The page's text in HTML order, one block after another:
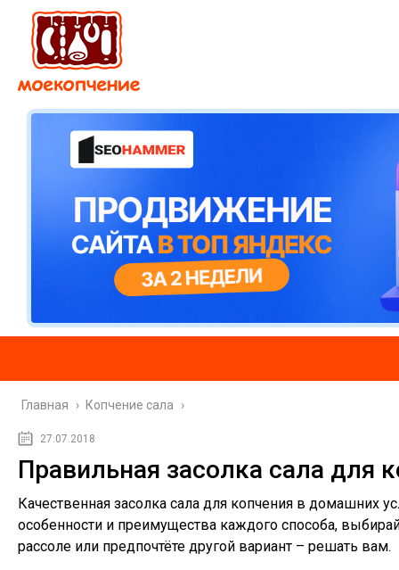
Главная › Копчение сала ›
27.07.2018
Правильная засолка сала для
Качественная засолка сала для копчения в домашних
особенности и преимущества каждого способа,
рассоле или предпочтёте другой вариант – решать вам.